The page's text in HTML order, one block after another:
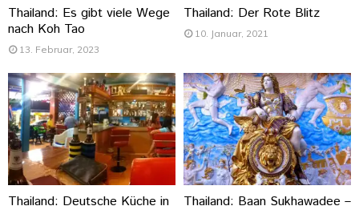
Thailand: Es gibt viele Wege
nach Koh Tao
13. Februar, 2023
Thailand: Der Rote Blitz
10. Januar, 2021
Thailand: Deutsche Küche in Thailand: Baan Sukhawadee –